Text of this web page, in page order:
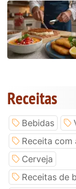
Receitas
Bebidas
Receita com
Cerveja
Receitas de